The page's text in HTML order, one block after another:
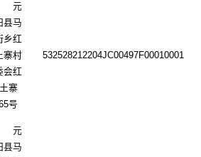
元
县马
乡红
寨村
会红
土寨
号
532528212204JC00497F00010001
元
县马